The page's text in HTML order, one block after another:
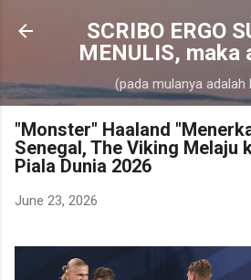
Skip to main
SCRIBO ERGO
MENULIS, maka
(pada mulanya adalah
"Monster" Haaland
Senegal, The Viking Melaju
Piala Dunia 2026
June 23, 2026